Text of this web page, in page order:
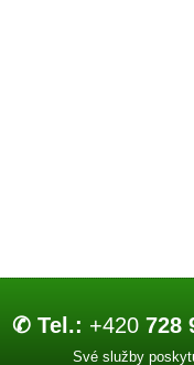
✆ Tel.: +420 728
Své služby